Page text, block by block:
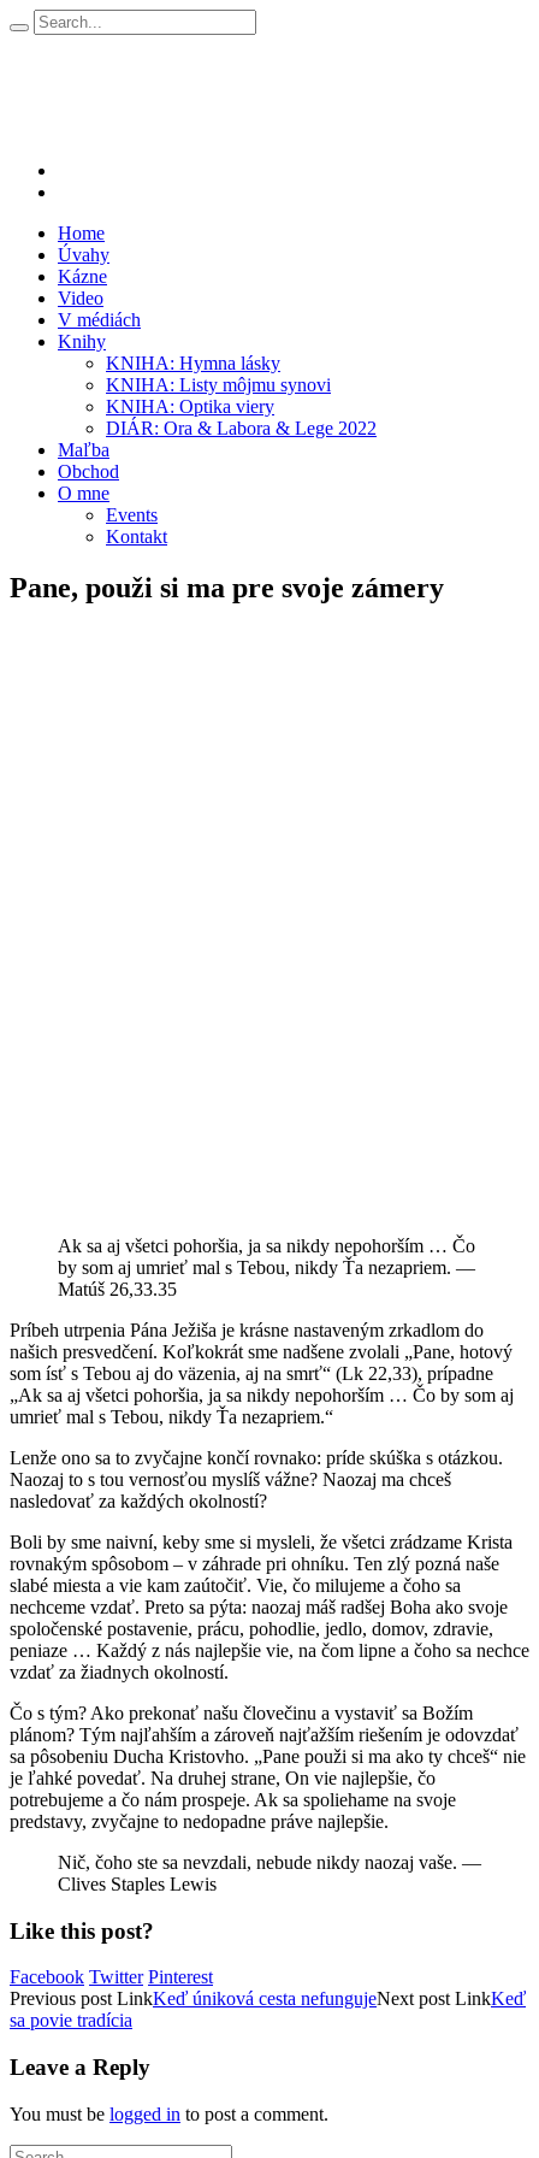
Home
Úvahy
Kázne
Video
V médiách
Knihy
KNIHA: Hymna lásky
KNIHA: Listy môjmu synovi
KNIHA: Optika viery
DIÁR: Ora & Labora & Lege 2022
Maľba
Obchod
O mne
Events
Kontakt
Pane, použi si ma pre svoje zámery
Ak sa aj všetci pohoršia, ja sa nikdy nepohorším … Čo
by som aj umrieť mal s Tebou, nikdy Ťa nezapriem. —
Matúš 26,33.35
Príbeh utrpenia Pána Ježiša je krásne nastaveným zrkadlom do
našich presvedčení. Koľkokrát sme nadšene zvolali „Pane, hotový
som ísť s Tebou aj do väzenia, aj na smrť“ (Lk 22,33), prípadne
„Ak sa aj všetci pohoršia, ja sa nikdy nepohorším … Čo by som aj
umrieť mal s Tebou, nikdy Ťa nezapriem.“
Lenže ono sa to zvyčajne končí rovnako: príde skúška s otázkou.
Naozaj to s tou vernosťou myslíš vážne? Naozaj ma chceš
nasledovať za každých okolností?
Boli by sme naivní, keby sme si mysleli, že všetci zrádzame Krista
rovnakým spôsobom – v záhrade pri ohníku. Ten zlý pozná naše
slabé miesta a vie kam zaútočiť. Vie, čo milujeme a čoho sa
nechceme vzdať. Preto sa pýta: naozaj máš radšej Boha ako svoje
spoločenské postavenie, prácu, pohodlie, jedlo, domov, zdravie,
peniaze … Každý z nás najlepšie vie, na čom lipne a čoho sa nechce
vzdať za žiadnych okolností.
Čo s tým? Ako prekonať našu človečinu a vystaviť sa Božím
plánom? Tým najľahším a zároveň najťažším riešením je odovzdať
sa pôsobeniu Ducha Kristovho. „Pane použi si ma ako ty chceš“ nie
je ľahké povedať. Na druhej strane, On vie najlepšie, čo
potrebujeme a čo nám prospeje. Ak sa spoliehame na svoje
predstavy, zvyčajne to nedopadne práve najlepšie.
Nič, čoho ste sa nevzdali, nebude nikdy naozaj vaše. —
Clives Staples Lewis
Like this post?
Facebook Twitter Pinterest
Previous post LinkKeď úniková cesta nefungujeNext post LinkKeď
sa povie tradícia
Leave a Reply
You must be logged in to post a comment.